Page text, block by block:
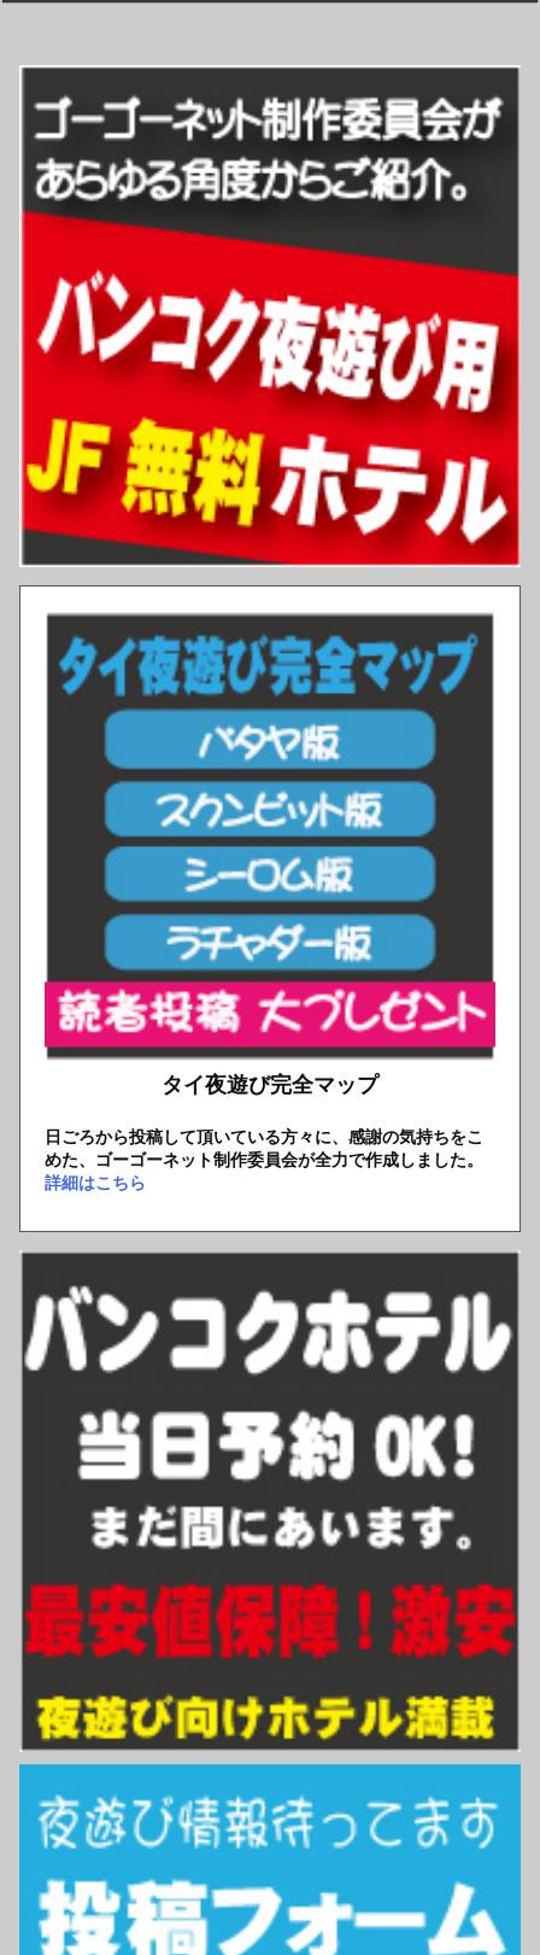
タイ夜遊び完全マップ
日ごろから投稿して頂いている方々に、感謝の気持ちをこ
めた、ゴーゴーネット制作委員会が全力で作成しました。
詳細はこちら